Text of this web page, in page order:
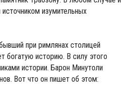
изумительных
при римлянах столицей
богатую историю. В силу этого
истории. Барон Минутоли
Вот что он пишет об этом: